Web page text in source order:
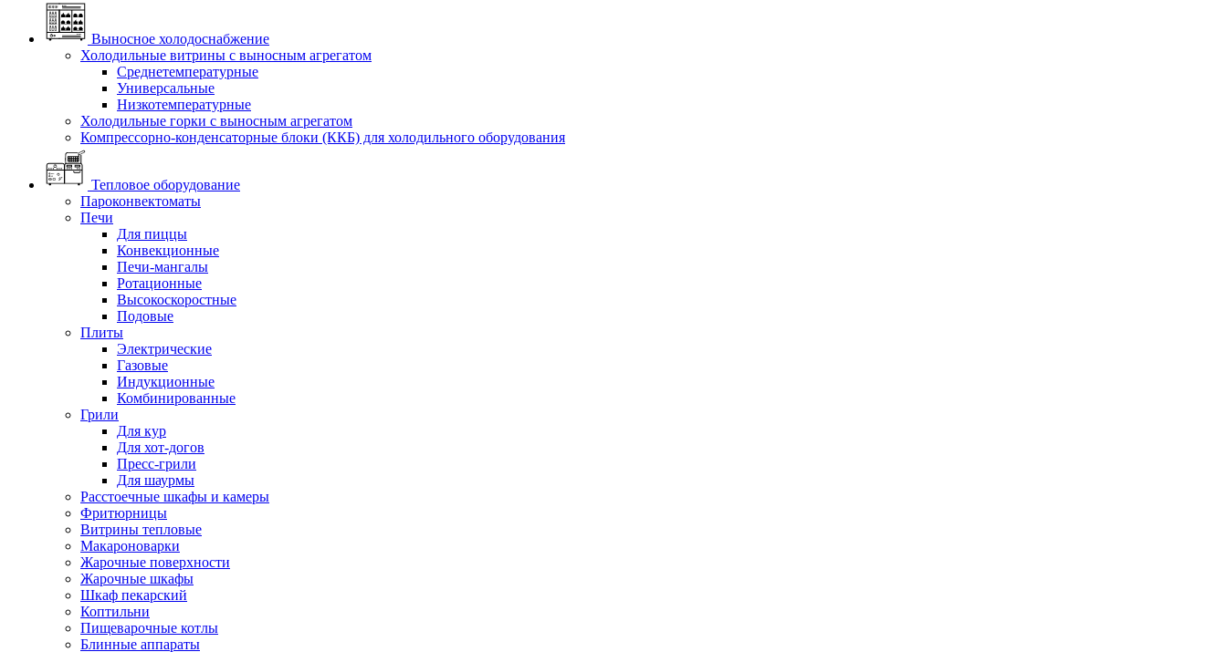
Выносное холодоснабжение
Холодильные витрины с выносным агрегатом
Среднетемпературные
Универсальные
Низкотемпературные
Холодильные горки с выносным агрегатом
Компрессорно-конденсаторные блоки (ККБ) для холодильного оборудования
Тепловое оборудование
Пароконвектоматы
Печи
Для пиццы
Конвекционные
Печи-мангалы
Ротационные
Высокоскоростные
Подовые
Плиты
Электрические
Газовые
Индукционные
Комбинированные
Грили
Для кур
Для хот-догов
Пресс-грили
Для шаурмы
Расстоечные шкафы и камеры
Фритюрницы
Витрины тепловые
Макароноварки
Жарочные поверхности
Жарочные шкафы
Шкаф пекарский
Коптильни
Пищеварочные котлы
Блинные аппараты